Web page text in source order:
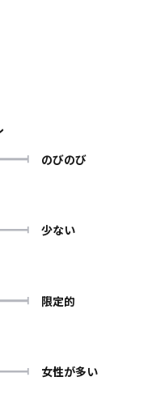
のびのび
少ない
限定的
女性が多い